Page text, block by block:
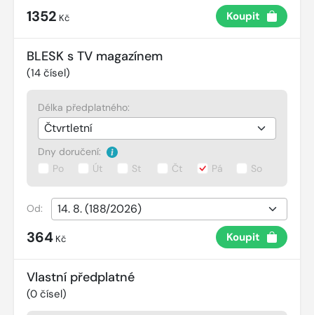
1352 Kč Koupit
BLESK s TV magazínem
(14 čísel)
Délka předplatného:
Dny doručení:
Po
Út St Čt Pá So
Od:
364 Kč Koupit
Vlastní předplatné
(0 čísel)